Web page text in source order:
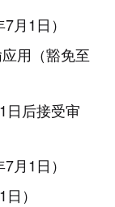
月1日）
用（豁免至
日后接受审
月1日）
）